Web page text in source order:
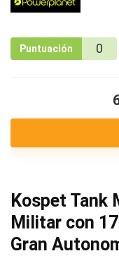
Puntuación 0
Kospet Tank
Militar con
Gran